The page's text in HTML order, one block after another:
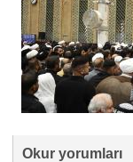
Okur yorumları